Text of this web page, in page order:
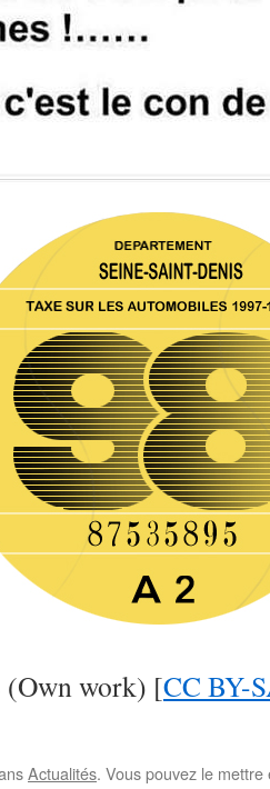
work) [CC BY-
Actualités. Vous pouvez le